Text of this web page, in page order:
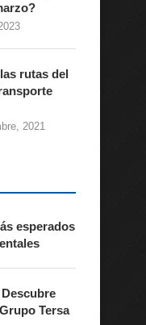
rutas del
2021
esperados
Tersa